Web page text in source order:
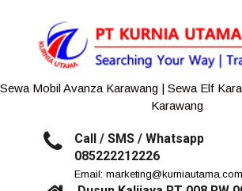
Sewa Mobil Avanza Karawang | Sewa Elf
Karawang
Call / SMS / Whatsapp
085222212226
Email: marketing@kurniautama.com